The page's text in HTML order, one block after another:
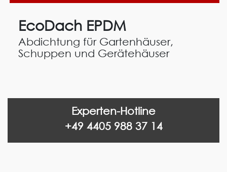
EcoDach EPDM
Abdichtung für Gartenhäuser,
Schuppen und Gerätehäuser
Experten-Hotline
+49 4405 988 37 14